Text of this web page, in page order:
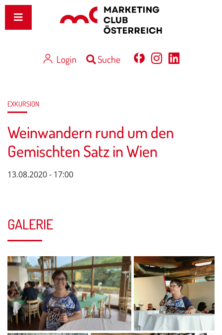
Login Suche
EXKURSION
Weinwandern rund um den
Gemischten Satz in Wien
13.08.2020 - 17:00
GALERIE